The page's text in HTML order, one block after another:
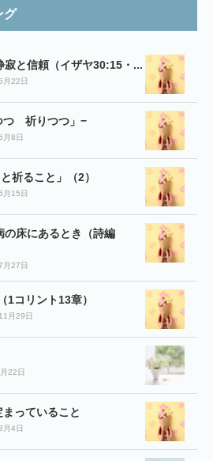
グ
寂と信頼（イザヤ30:15・...
22日
つ 祈りつつ」−
8日
祈ること」（2）
15日
の床にあるとき（詩編
27日
1コリント13章）
月29日
22日
っていること
4日